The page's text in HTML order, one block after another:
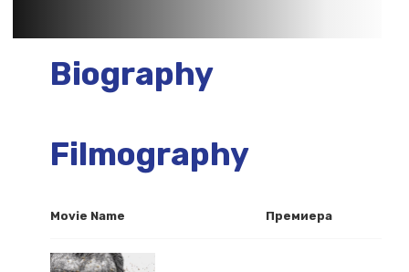
Biography
Filmography
Movie Name Премиера